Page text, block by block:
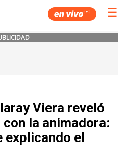
☰
Viera reveló
la animadora:
explicando el